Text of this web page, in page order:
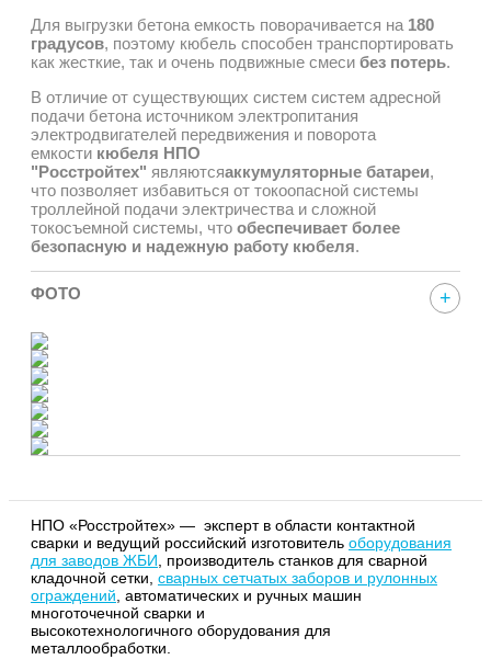
Для выгрузки бетона емкость поворачивается на 180
градусов, поэтому кюбель способен транспортировать
как жесткие, так и очень подвижные смеси без потерь.
В отличие от существующих систем систем адресной
подачи бетона источником электропитания
электродвигателей передвижения и поворота
емкости кюбеля НПО
"Росстройтех" являютсяаккумуляторные батареи,
что позволяет избавиться от токоопасной системы
троллейной подачи электричества и сложной
токосъемной системы, что обеспечивает более
безопасную и надежную работу кюбеля.
ФОТО
НПО «Росстройтех» — эксперт в области контактной
сварки и ведущий российский изготовитель оборудования
для заводов ЖБИ , производитель станков для сварной
кладочной сетки, сварных сетчатых заборов и рулонных
ограждений , автоматических и ручных машин
многоточечной сварки и
высокотехнологичного оборудования для
металлообработки.